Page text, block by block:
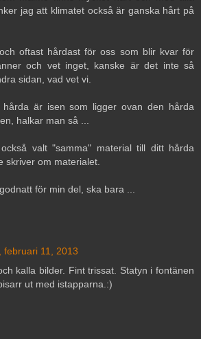
jag att klimatet också är ganska hårt på
oftast hårdast för oss som blir kvar för
och vet inget, kanske är det inte så
sidan, vad vet vi.
hårda är isen som ligger ovan den hårda
halkar man så ...
valt "samma" material till ditt hårda
skriver om materialet.
för min del, ska bara ...
februari 11, 2013
kalla bilder. Fint trissat. Statyn i fontänen
ut med istapparna.:)